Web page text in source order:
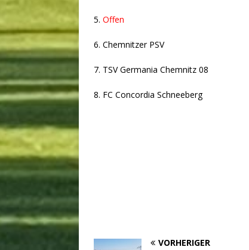
5. Offen
6. Chemnitzer PSV
7. TSV Germania Chemnitz 08
8. FC Concordia Schneeberg
VORHERIGER